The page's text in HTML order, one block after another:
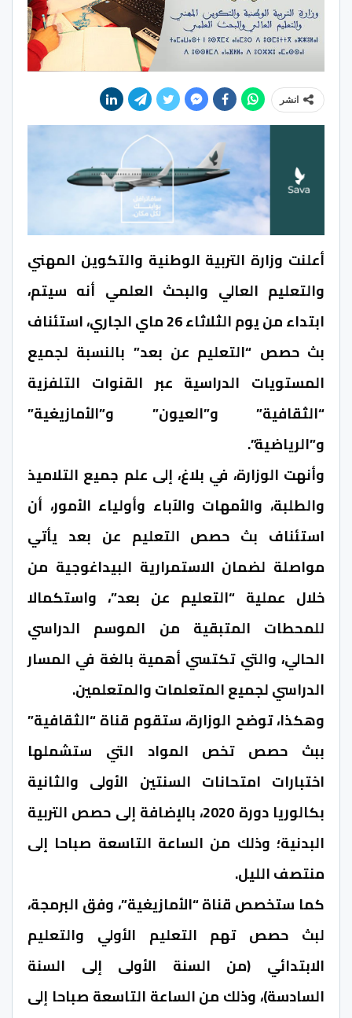
انشر
أعلنت وزارة التربية الوطنية والتكوين المهني
والتعليم العالي والبحث العلمي أنه سيتم،
ابتداء من يوم الثلاثاء 26 ماي الجاري، استئناف
بث حصص “التعليم عن بعد” بالنسبة لجميع
المستويات الدراسية عبر القنوات التلفزية
“الثقافية” و”العيون” و”الأمازيغية”
و”الرياضية”.
وأنهت الوزارة، في بلاغ، إلى علم جميع التلاميذ
والطلبة، والأمهات والآباء وأولياء الأمور، أن
استئناف بث حصص التعليم عن بعد يأتي
مواصلة لضمان الاستمرارية البيداغوجية من
خلال عملية “التعليم عن بعد”، واستكمالا
للمحطات المتبقية من الموسم الدراسي
الحالي، والتي تكتسي أهمية بالغة في المسار
الدراسي لجميع المتعلمات والمتعلمين.
وهكذا، توضح الوزارة، ستقوم قناة “الثقافية”
ببث حصص تخص المواد التي ستشملها
اختبارات امتحانات السنتين الأولى والثانية
بكالوريا دورة 2020، بالإضافة إلى حصص التربية
البدنية؛ وذلك من الساعة التاسعة صباحا إلى
منتصف الليل.
كما ستخصص قناة “الأمازيغية”، وفق البرمجة،
لبث حصص تهم التعليم الأولي والتعليم
الابتدائي (من السنة الأولى إلى السنة
السادسة)، وذلك من الساعة التاسعة صباحا إلى